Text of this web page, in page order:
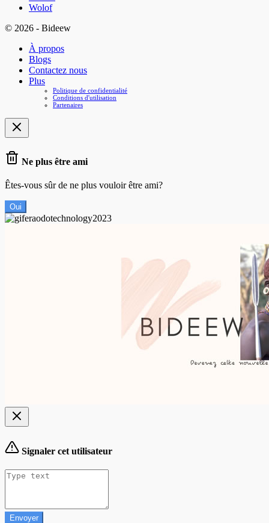
Wolof
© 2026 - Bideew
À propos
Blogs
Contactez nous
Plus
Politique de confidentialité
Conditions d'utilisation
Partenaires
Ne plus être ami
Êtes-vous sûr de ne plus vouloir être ami?
Oui
Signaler cet utilisateur
Envoyer